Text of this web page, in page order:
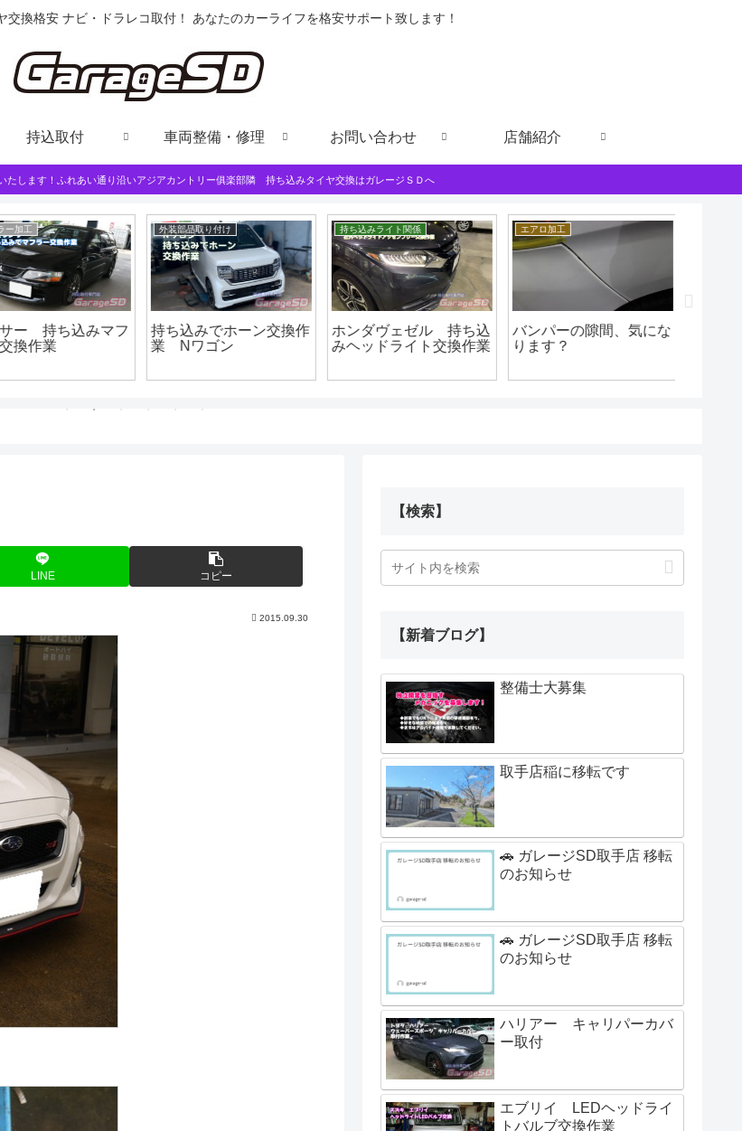
換格安 ナビ・ドラレコ取付！ あなたのカーライフを格安サポート致します！
持込取付 車両整備・修理 お問い合わせ 店舗紹介
たします！ふれあい通り沿いアジアカントリー俱楽部隣 持ち込みタイヤ交換はガレージＳＤへ
加工
ー 持ち込みマフ
換作業
外装部品取り付け
持ち込みでホーン交換作
業 Nワゴン
持ち込みライト関係
ホンダヴェゼル 持ち込
みヘッドライト交換作業
エアロ加工
バンパーの隙間、気にな
ります？
LINE コピー
2015.09.30
【検索】
【新着ブログ】
整備士大募集
取手店稲に移転です
🚗 ガレージSD取手店 移転
のお知らせ
🚗 ガレージSD取手店 移転
のお知らせ
ハリアー キャリパーカバ
ー取付
エブリイ LEDヘッドライ
トバルブ交換作業